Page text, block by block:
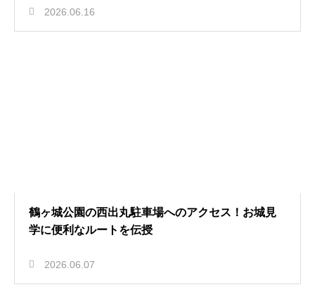
2026.06.16
鶴ヶ城公園の西出丸駐車場へのアクセス！お城見
学に便利なルートを伝授
2026.06.07